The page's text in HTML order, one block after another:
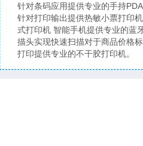
针对条码应用提供专业的手持
针对打印输出提供热敏小票打印
式打印机 智能手机提供专业的蓝
描头实现快速扫描对于商品价格
打印提供专业的不干胶打印机。